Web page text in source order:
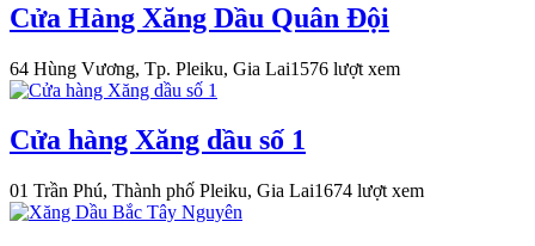
Cửa Hàng Xăng Dầu Quân Đội
64 Hùng Vương, Tp. Pleiku, Gia Lai1576 lượt xem
Cửa hàng Xăng dầu số 1
01 Trần Phú, Thành phố Pleiku, Gia Lai1674 lượt xem